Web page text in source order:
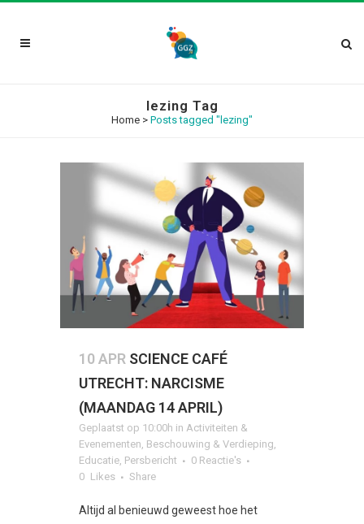
lezing Tag
Home > Posts tagged "lezing"
10 APR SCIENCE CAFÉ
UTRECHT: NARCISME
(MAANDAG 14 APRIL)
Geplaatst op 10:00h in Activiteiten &
Evenementen, Beschouwing & Verdieping,
Educatie, Persbericht
0 Reactie's
0 Likes Share
Altijd al benieuwd geweest hoe het